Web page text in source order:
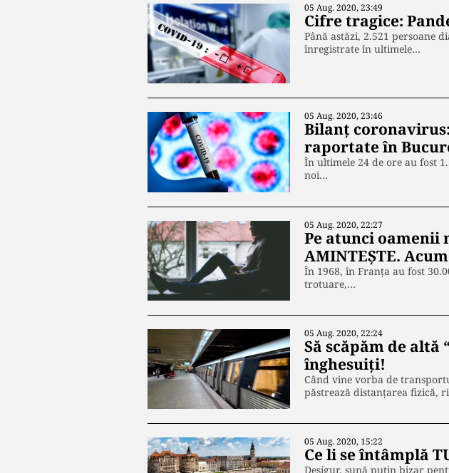
05 Aug. 2020, 23:49
Cifre tragice:
Până astăzi, 2.521 persoane
înregistrate în ultimele…
05 Aug. 2020, 23:46
Bilanț
raportate în
În ultimele 24 de ore au fost
noi…
05 Aug. 2020, 22:27
Pe atunci oamenii
AMINTEȘTE.
În 1968, în Franța au fost
trotuare,…
05 Aug. 2020, 22:24
Să scăpăm de altă
înghesuiți!
Când vine vorba de
păstrează distanțarea fizică,
05 Aug. 2020, 15:22
Ce li se întâmplă
Desigur, sună puțin bizar